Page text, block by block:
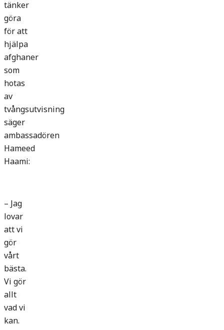
tänker
göra
för att
hjälpa
afghaner
som
hotas
av
tvångsutvisning
säger
ambassadören
Hameed
Haami:
– Jag
lovar
att vi
gör
vårt
bästa.
Vi gör
allt
vad vi
kan.